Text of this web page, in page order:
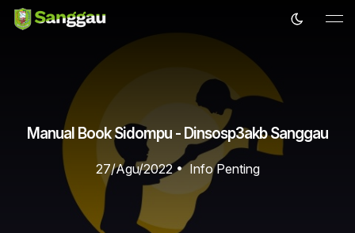
Manual Book Sidompu - Dinsosp3akb Sanggau
27/Agu/2022•Info Penting